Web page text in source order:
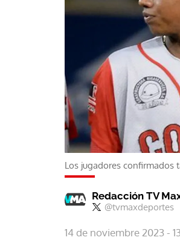
Los jugadores
Redacción TV
@tvmaxdeportes
14 de noviembre 2023 -